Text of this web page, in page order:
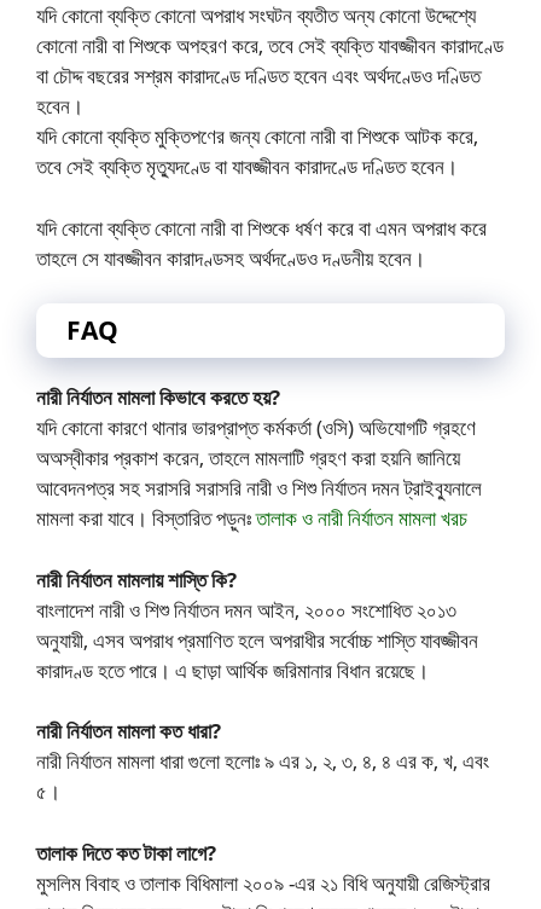
যদি কোনো ব্যক্তি কোনো অপরাধ সংঘটন ব্যতীত অন্য কোনো উদ্দেশ্যে
কোনো নারী বা শিশুকে অপহরণ করে, তবে সেই ব্যক্তি যাবজ্জীবন কারাদণ্ডে
বা চৌদ্দ বছরের সশ্রম কারাদণ্ডে দণ্ডিত হবেন এবং অর্থদণ্ডেও দণ্ডিত
হবেন।
যদি কোনো ব্যক্তি মুক্তিপণের জন্য কোনো নারী বা শিশুকে আটক করে,
তবে সেই ব্যক্তি মৃত্যুদণ্ডে বা যাবজ্জীবন কারাদণ্ডে দণ্ডিত হবেন।
যদি কোনো ব্যক্তি কোনো নারী বা শিশুকে ধর্ষণ করে বা এমন অপরাধ করে
তাহলে সে যাবজ্জীবন কারাদণ্ডসহ অর্থদণ্ডেও দণ্ডনীয় হবেন।
FAQ
নারী নির্যাতন মামলা কিভাবে করতে হয়?
যদি কোনো কারণে থানার ভারপ্রাপ্ত কর্মকর্তা (ওসি) অভিযোগটি গ্রহণে
অঅস্বীকার প্রকাশ করেন, তাহলে মামলাটি গ্রহণ করা হয়নি জানিয়ে
আবেদনপত্র সহ সরাসরি সরাসরি নারী ও শিশু নির্যাতন দমন ট্রাইব্যুনালে
মামলা করা যাবে। বিস্তারিত পড়ুনঃতালাক ও নারী নির্যাতন মামলা খরচ
নারী নির্যাতন মামলায় শাস্তি কি?
বাংলাদেশ নারী ও শিশু নির্যাতন দমন আইন, ২০০০ সংশোধিত ২০১৩
অনুযায়ী, এসব অপরাধ প্রমাণিত হলে অপরাধীর সর্বোচ্চ শাস্তি যাবজ্জীবন
কারাদণ্ড হতে পারে। এ ছাড়া আর্থিক জরিমানার বিধান রয়েছে।
নারী নির্যাতন মামলা কত ধারা?
নারী নির্যাতন মামলা ধারা গুলো হলোঃ ৯ এর ১, ২, ৩, ৪, ৪ এর ক, খ, এবং
৫।
তালাক দিতে কত টাকা লাগে?
মুসলিম বিবাহ ও তালাক বিধিমালা ২০০৯ -এর ২১ বিধি অনুযায়ী রেজিস্ট্রার